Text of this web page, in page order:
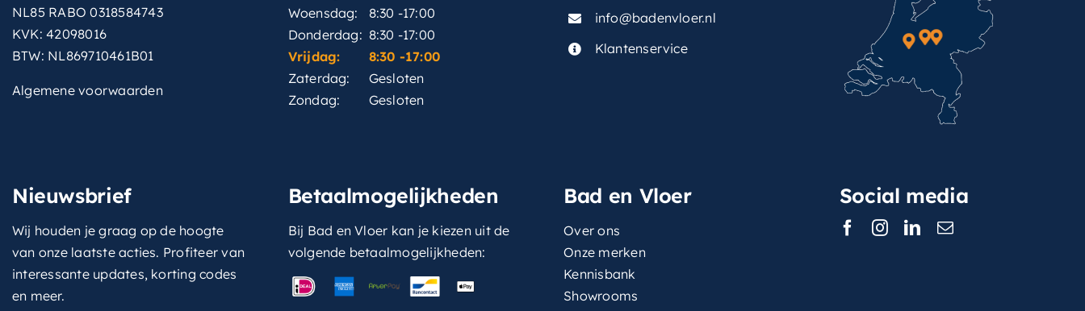
NL85 RABO 0318584743
KVK: 42098016
BTW: NL869710461B01
Algemene voorwaarden
Woensdag:
8:30 -17:00
Donderdag: 8:30 -17:00
Vrijdag:
8:30 -17:00
Zaterdag:
Gesloten
Zondag:
Gesloten
info@badenvloer.nl
Klantenservice
Nieuwsbrief
Wij houden je graag op de hoogte
van onze laatste acties. Profiteer van
interessante updates, korting codes
en meer.
Betaalmogelijkheden
Bij Bad en Vloer kan je kiezen uit de
volgende betaalmogelijkheden:
Bad en Vloer
Over ons
Onze merken
Kennisbank
Showrooms
Social media